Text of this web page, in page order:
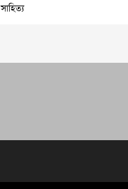
সাহিত্য